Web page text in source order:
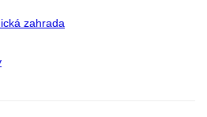
zahrada